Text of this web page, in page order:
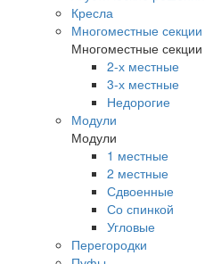
Кресла
Многоместные секции
Многоместные секции
2-х местные
3-х местные
Недорогие
Модули
Модули
1 местные
2 местные
Сдвоенные
Со спинкой
Угловые
Перегородки